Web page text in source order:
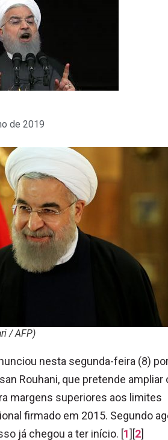
de 2019
/ AFP)
nesta segunda-feira (8)
Rouhani, que pretende ampliar
margens superiores aos limites
firmado em 2015. Segundo
já chegou a ter início. [1][2]